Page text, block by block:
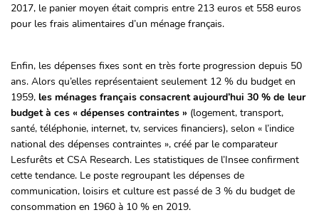
2017, le panier moyen était compris entre 213 euros et 558 euros
pour les frais alimentaires d’un ménage français.
Enfin, les dépenses fixes sont en très forte progression depuis 50
ans. Alors qu’elles représentaient seulement 12 % du budget en
1959, les ménages français consacrent aujourd’hui 30 % de leur
budget à ces « dépenses contraintes » (logement, transport,
santé, téléphonie, internet, tv, services financiers), selon « l’indice
national des dépenses contraintes », créé par le comparateur
Lesfurêts et CSA Research. Les statistiques de l’Insee confirment
cette tendance. Le poste regroupant les dépenses de
communication, loisirs et culture est passé de 3 % du budget de
consommation en 1960 à 10 % en 2019.